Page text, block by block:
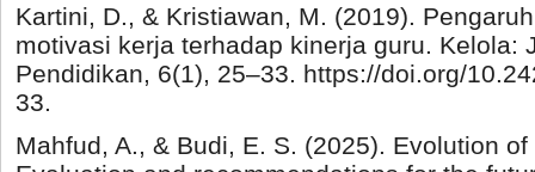
Kartini, D., & Kristiawan, M. (2019).
motivasi kerja terhadap kinerja guru. Kelola:
Pendidikan, 6(1), 25–33. https://doi.org/
33.
Mahfud, A., & Budi, E. S. (2025). Evolution